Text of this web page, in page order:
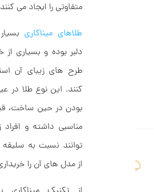
متفاوتی را ایجاد می
طلاهای میناکاری
دلبر بوده و بسیاری از
طرح های زیبای آن
کنند. این نوع طلا در
بودن در حین ساخت،
مناسبی داشته و
توانند نسبت به
از مدل های آن را